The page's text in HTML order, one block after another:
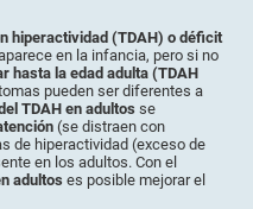
hiperactividad (TDAH) o déficit
en la infancia, pero si no
hasta la edad adulta (TDAH
pueden ser diferentes a
TDAH en adultos se
(se distraen con
de hiperactividad (exceso de
en los adultos. Con el
adultos es posible mejorar el